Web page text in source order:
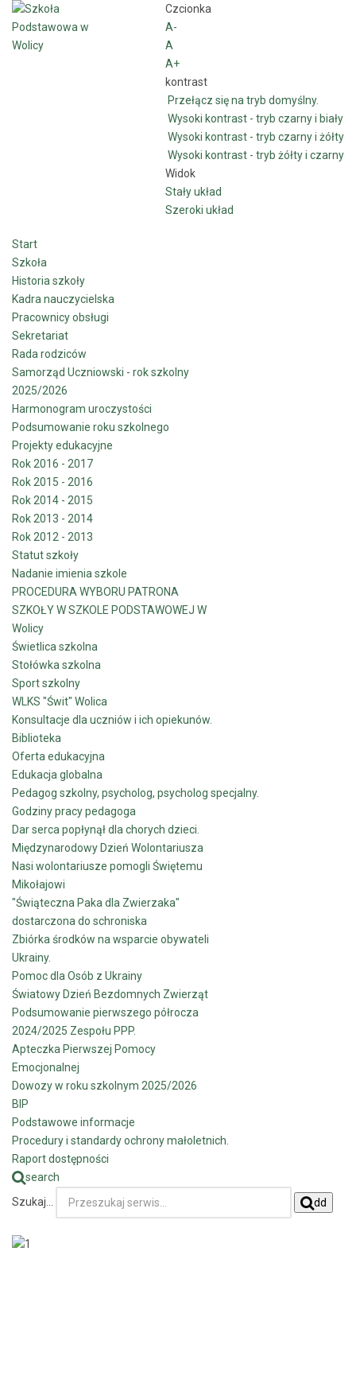
Czcionka
A-
A
A+
kontrast
Przełącz się na tryb domyślny.
Wysoki kontrast - tryb czarny i biały
Wysoki kontrast - tryb czarny i żółty
Wysoki kontrast - tryb żółty i czarny
Widok
Stały układ
Szeroki układ
Start
Szkoła
Historia szkoły
Kadra nauczycielska
Pracownicy obsługi
Sekretariat
Rada rodziców
Samorząd Uczniowski - rok szkolny
2025/2026
Harmonogram uroczystości
Podsumowanie roku szkolnego
Projekty edukacyjne
Rok 2016 - 2017
Rok 2015 - 2016
Rok 2014 - 2015
Rok 2013 - 2014
Rok 2012 - 2013
Statut szkoły
Nadanie imienia szkole
PROCEDURA WYBORU PATRONA
SZKOŁY W SZKOLE PODSTAWOWEJ W
Wolicy
Świetlica szkolna
Stołówka szkolna
Sport szkolny
WLKS "Świt" Wolica
Konsultacje dla uczniów i ich opiekunów.
Biblioteka
Oferta edukacyjna
Edukacja globalna
Pedagog szkolny, psycholog, psycholog specjalny.
Godziny pracy pedagoga
Dar serca popłynął dla chorych dzieci.
Międzynarodowy Dzień Wolontariusza
Nasi wolontariusze pomogli Świętemu
Mikołajowi
"Świąteczna Paka dla Zwierzaka"
dostarczona do schroniska
Zbiórka środków na wsparcie obywateli
Ukrainy.
Pomoc dla Osób z Ukrainy
Światowy Dzień Bezdomnych Zwierząt
Podsumowanie pierwszego półrocza
2024/2025 Zespołu PPP.
Apteczka Pierwszej Pomocy
Emocjonalnej
Dowozy w roku szkolnym 2025/2026
BIP
Podstawowe informacje
Procedury i standardy ochrony małoletnich.
Raport dostępności
search
Szukaj...
dd